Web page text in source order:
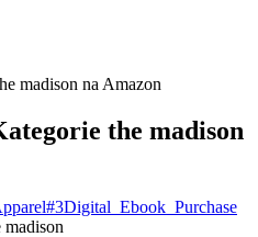
madison na Amazon
the madison
#3Digital_Ebook_Purchase